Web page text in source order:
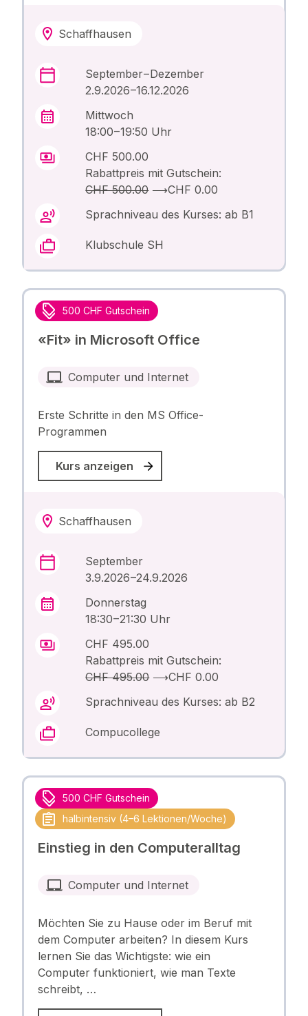
Schaffhausen
September – Dezember
2.9.2026 –16.12.2026
Mittwoch
18:00 – 19:50 Uhr
CHF 500.00
Rabattpreis mit Gutschein:
CHF 500.00⟶CHF 0.00
Sprachniveau des Kurses: ab B1
Klubschule SH
500 CHF Gutschein
«Fit» in Microsoft Office
Computer und Internet
Erste Schritte in den MS Office-
Programmen
Kurs anzeigen
Schaffhausen
September
3.9.2026 –24.9.2026
Donnerstag
18:30 – 21:30 Uhr
CHF 495.00
Rabattpreis mit Gutschein:
CHF 495.00⟶CHF 0.00
Sprachniveau des Kurses: ab B2
Compucollege
500 CHF Gutschein
halbintensiv (4–6 Lektionen/Woche)
Einstieg in den Computeralltag
Computer und Internet
Möchten Sie zu Hause oder im Beruf mit
dem Computer arbeiten? In diesem Kurs
lernen Sie das Wichtigste: wie ein
Computer funktioniert, wie man Texte
schreibt, …